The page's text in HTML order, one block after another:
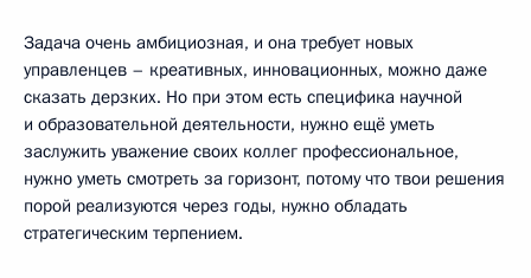
Задача очень амбициозная, и она требует новых
управленцев – креативных, инновационных, можно даже
сказать дерзких. Но при этом есть специфика научной
и образовательной деятельности, нужно ещё уметь
заслужить уважение своих коллег профессиональное,
нужно уметь смотреть за горизонт, потому что твои решения
порой реализуются через годы, нужно обладать
стратегическим терпением.